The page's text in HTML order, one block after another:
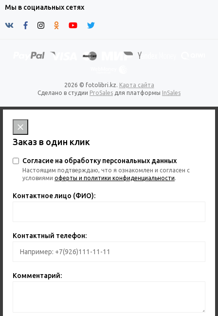
Мы в социальных сетях
2026 © fotolibri.kz. Карта сайта
Сделано в студии ProSales для платформы InSales
Заказ в один клик
Согласие на обработку персональных данных
Настоящим подтверждаю, что я ознакомлен и согласен с
условиями оферты и политики конфиденциальности.
Контактное лицо (ФИО):
Контактный телефон:
Комментарий: